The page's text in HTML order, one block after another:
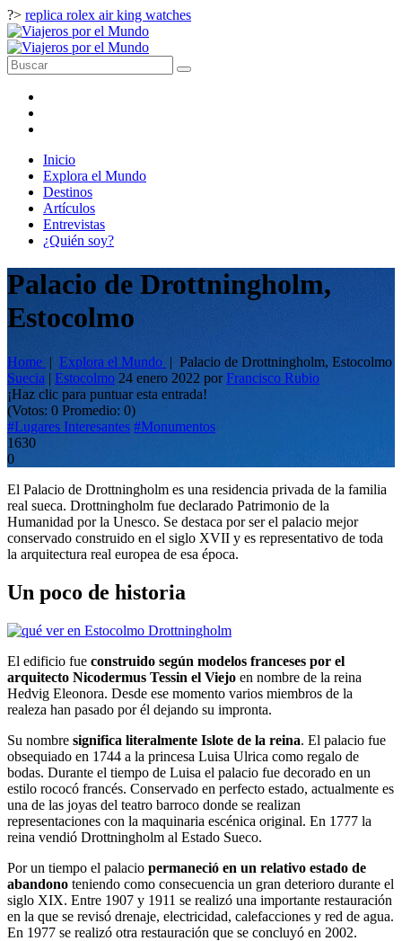
?> replica rolex air king watches
Inicio
Explora el Mundo
Destinos
Artículos
Entrevistas
¿Quién soy?
Palacio de Drottningholm,
Estocolmo
Home | Explora el Mundo | Palacio de Drottningholm, Estocolmo
Suecia | Estocolmo 24 enero 2022 por Francisco Rubio
¡Haz clic para puntuar esta entrada!
(Votos: 0 Promedio: 0)
#Lugares Interesantes #Monumentos
1630
0
El Palacio de Drottningholm es una residencia privada de la familia
real sueca. Drottningholm fue declarado Patrimonio de la
Humanidad por la Unesco. Se destaca por ser el palacio mejor
conservado construido en el siglo XVII y es representativo de toda
la arquitectura real europea de esa época.
Un poco de historia
El edificio fue construido según modelos franceses por el
arquitecto Nicodermus Tessin el Viejo en nombre de la reina
Hedvig Eleonora. Desde ese momento varios miembros de la
realeza han pasado por él dejando su impronta.
Su nombre significa literalmente Islote de la reina. El palacio fue
obsequiado en 1744 a la princesa Luisa Ulrica como regalo de
bodas. Durante el tiempo de Luisa el palacio fue decorado en un
estilo rococó francés. Conservado en perfecto estado, actualmente es
una de las joyas del teatro barroco donde se realizan
representaciones con la maquinaria escénica original. En 1777 la
reina vendió Drottningholm al Estado Sueco.
Por un tiempo el palacio permaneció en un relativo estado de
abandono teniendo como consecuencia un gran deterioro durante el
siglo XIX. Entre 1907 y 1911 se realizó una importante restauración
en la que se revisó drenaje, electricidad, calefacciones y red de agua.
En 1977 se realizó otra restauración que se concluyó en 2002.